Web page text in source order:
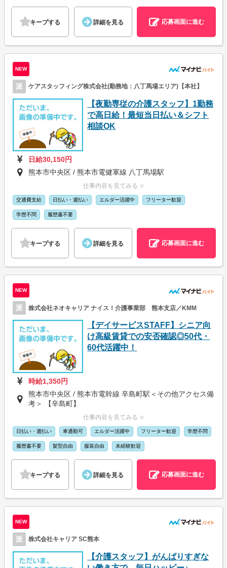
キープする 詳細を見る 応募画面に進む
NEW
派 ケアスタッフィング株式会社(勤務地：八丁馬場エリア)【本社】
【夜勤専従の介護スタッフ】1勤務
で高日給！最短当日払い＆シフト
相談OK
日給30,150円
熊本市中央区 / 熊本市電健軍線 八丁馬場駅
仕事内容を見てみる ∨
交通費支給 日払い・週払い エルダー活躍中 フリーター歓迎
学歴不問 履歴書不要
キープする 詳細を見る 応募画面に進む
NEW
派 株式会社ネオキャリア ナイス！介護事業部 熊本支店／KMM
【デイサービスSTAFF】シニア向
け高級賃貸での安否確認◎50代・
60代活躍中！
時給1,350円
熊本市中央区 / 熊本市電幹線 辛島町駅＜その他アクセス備
考＞ 【辛島町】
仕事内容を見てみる ∨
日払い・週払い 車通勤可 エルダー活躍中 フリーター歓迎 学歴不問
履歴書不要 髪型自由 服装自由 未経験歓迎
キープする 詳細を見る 応募画面に進む
NEW
派 株式会社キャリア SC熊本
【介護スタッフ】がんばりすぎな